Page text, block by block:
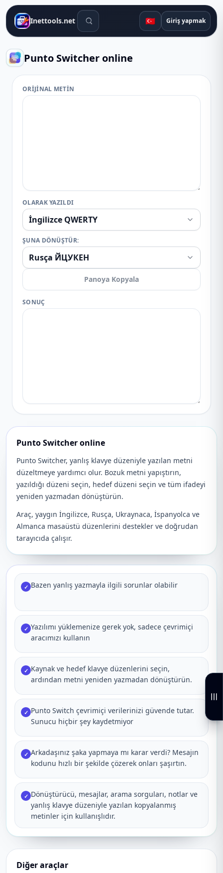
Inettools.net Arama araçları 🇹🇷 Giriş yapmak
Punto Switcher online
ORIJINAL METIN
OLARAK YAZILDI
ŞUNA DÖNÜŞTÜR:
Panoya Kopyala
SONUÇ
Punto Switcher online
Punto Switcher, yanlış klavye düzeniyle yazılan metni
düzeltmeye yardımcı olur. Bozuk metni yapıştırın,
yazıldığı düzeni seçin, hedef düzeni seçin ve tüm ifadeyi
yeniden yazmadan dönüştürün.
Araç, yaygın İngilizce, Rusça, Ukraynaca, İspanyolca ve
Almanca masaüstü düzenlerini destekler ve doğrudan
tarayıcıda çalışır.
✓ Bazen yanlış yazmayla ilgili sorunlar olabilir
✓ Yazılımı yüklemenize gerek yok, sadece çevrimiçi
aracımızı kullanın
✓ Kaynak ve hedef klavye düzenlerini seçin,
ardından metni yeniden yazmadan dönüştürün.
✓ Punto Switch çevrimiçi verilerinizi güvende tutar.
Sunucu hiçbir şey kaydetmiyor
✓ Arkadaşınız şaka yapmaya mı karar verdi? Mesajın
kodunu hızlı bir şekilde çözerek onları şaşırtın.
✓ Dönüştürücü, mesajlar, arama sorguları, notlar ve
yanlış klavye düzeniyle yazılan kopyalanmış
metinler için kullanışlıdır.
Diğer araçlar